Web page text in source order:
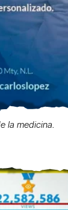
la medicina.